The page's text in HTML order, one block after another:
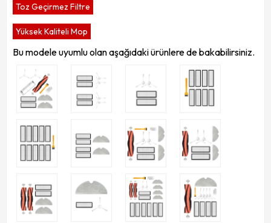
Toz Geçirmez Filtre
Yüksek Kaliteli Mop
Bu modele uyumlu olan aşağıdaki ürünlere de bakabilirsiniz.